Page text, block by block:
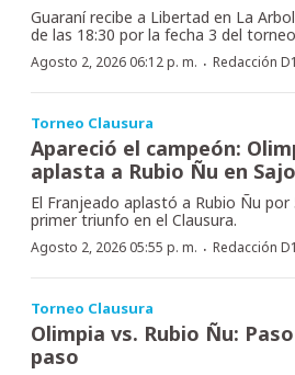
Guaraní recibe a Libertad en La
de las 18:30 por la fecha 3 del
Agosto 2, 2026 06:12 p. m. · Redacción
Torneo Clausura
Apareció el campeón:
aplasta a Rubio Ñu en
El Franjeado aplastó a Rubio Ñu
primer triunfo en el Clausura.
Agosto 2, 2026 05:55 p. m. · Redacción
Torneo Clausura
Olimpia vs. Rubio Ñu:
paso